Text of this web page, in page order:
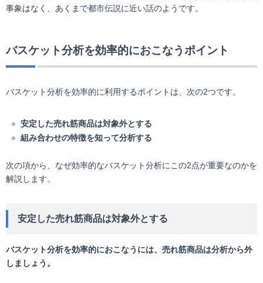
事象はなく、あくまで都市伝説に近い話のようです。
バスケット分析を効率的におこなうポイント
バスケット分析を効率的に利用するポイントは、次の2つです。
安定した売れ筋商品は対象外とする
組み合わせの特徴を知って分析する
次の項から、なぜ効率的なバスケット分析にこの2点が重要なのかを
解説します。
安定した売れ筋商品は対象外とする
バスケット分析を効率的におこなうには、売れ筋商品は分析から外
しましょう。